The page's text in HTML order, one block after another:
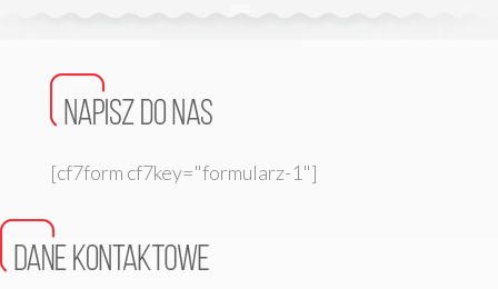
[cf7form cf7key="formularz-1"]